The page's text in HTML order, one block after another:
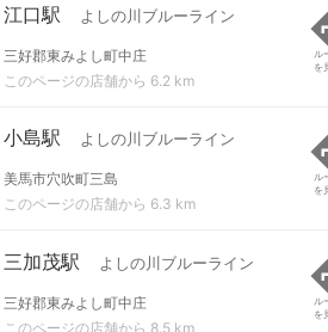
江口駅 よしの川ブルーライン
三好郡東みよし町中庄
このページの店舗から 6.2 km
ル
を
小島駅 よしの川ブルーライン
美馬市穴吹町三島
このページの店舗から 6.3 km
ル
を
三加茂駅 よしの川ブルーライン
三好郡東みよし町中庄
このページの店舗から 8.5 km
ル
を